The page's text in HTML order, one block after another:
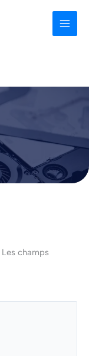
Les champs